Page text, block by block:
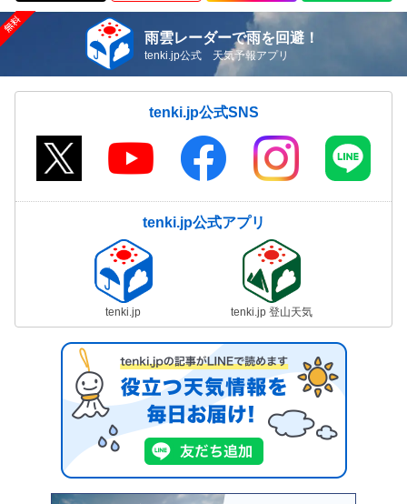
雨雲レーダーで雨を回避！
tenki.jp公式 天気予報アプリ
tenki.jp公式SNS
tenki.jp公式アプリ
tenki.jp tenki.jp 登山天気